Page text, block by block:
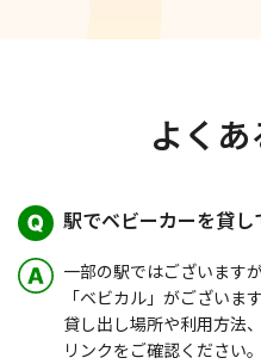
よく
駅でベビーカーを貸し
一部の駅ではございます
「ベビカル」がございま
貸し出し場所や利用方法
リンクをご確認ください。